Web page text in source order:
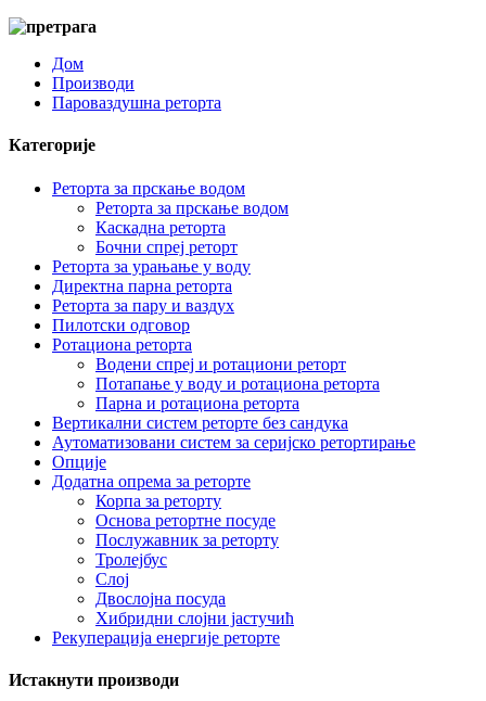
Дом
Производи
Пароваздушна реторта
Категорије
Реторта за прскање водом
Реторта за прскање водом
Каскадна реторта
Бочни спреј реторт
Реторта за урањање у воду
Директна парна реторта
Реторта за пару и ваздух
Пилотски одговор
Ротациона реторта
Водени спреј и ротациони реторт
Потапање у воду и ротациона реторта
Парна и ротациона реторта
Вертикални систем реторте без сандука
Аутоматизовани систем за серијско ретортирање
Опције
Додатна опрема за реторте
Корпа за реторту
Основа ретортне посуде
Послужавник за реторту
Тролејбус
Слој
Двослојна посуда
Хибридни слојни јастучић
Рекуперација енергије реторте
Истакнути производи